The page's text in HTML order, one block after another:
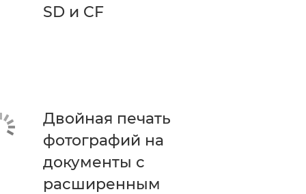
SD и CF
Двойная печать
фотографий на
документы с
расширенным